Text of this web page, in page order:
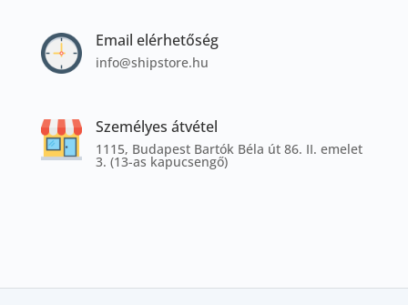
Email elérhetőség
info@shipstore.hu
Személyes átvétel
1115, Budapest Bartók Béla út 86. II. emelet
3. (13-as kapucsengő)